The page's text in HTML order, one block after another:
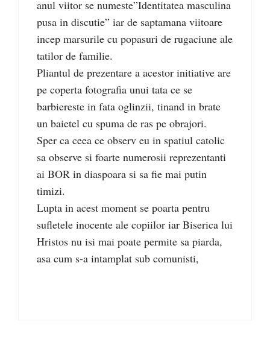
anul viitor se numeste”Identitatea masculina
pusa in discutie” iar de saptamana viitoare
incep marsurile cu popasuri de rugaciune ale
tatilor de familie.
Pliantul de prezentare a acestor initiative are
pe coperta fotografia unui tata ce se
barbiereste in fata oglinzii, tinand in brate
un baietel cu spuma de ras pe obrajori.
Sper ca ceea ce observ eu in spatiul catolic
sa observe si foarte numerosii reprezentanti
ai BOR in diaspoara si sa fie mai putin
timizi.
Lupta in acest moment se poarta pentru
sufletele inocente ale copiilor iar Biserica lui
Hristos nu isi mai poate permite sa piarda,
asa cum s-a intamplat sub comunisti,